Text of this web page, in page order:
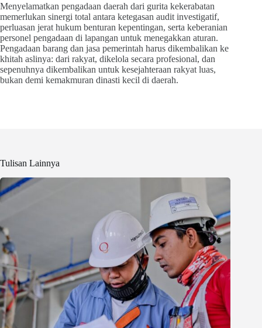
Menyelamatkan pengadaan daerah dari gurita kekerabatan
memerlukan sinergi total antara ketegasan audit investigatif,
perluasan jerat hukum benturan kepentingan, serta keberanian
personel pengadaan di lapangan untuk menegakkan aturan.
Pengadaan barang dan jasa pemerintah harus dikembalikan ke
khitah aslinya: dari rakyat, dikelola secara profesional, dan
sepenuhnya dikembalikan untuk kesejahteraan rakyat luas,
bukan demi kemakmuran dinasti kecil di daerah.
Tulisan Lainnya